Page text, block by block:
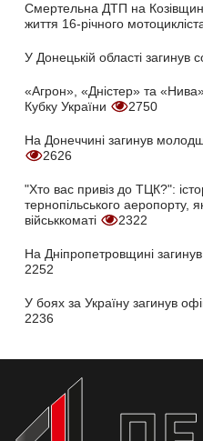
Смертельна ДТП на
життя 16-річного
У Донецькій області загинув
«Агрон», «Дністер» та
Кубку України
2750
На Донеччині загинув
2626
"Хто вас привіз до ТЦК?":
тернопільського аеропорту,
військкоматі
2322
На Дніпропетровщині
2252
У боях за Україну загинув
2236